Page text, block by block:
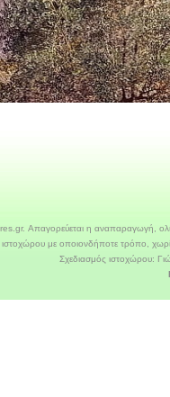
Απαγορεύεται η αναπαραγωγή,
με οποιονδήποτε τρόπο,
Σχεδιασμός ιστοχώρου: